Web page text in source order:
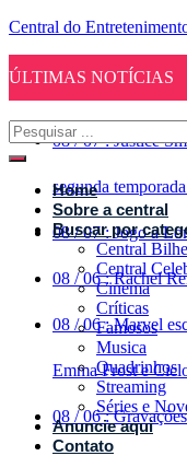
Central do
ÚLTIMAS NOTÍCIAS
08 / 07 : Justice
segunda
08 / 07 : Jogo a
08 / 06 : Rachel
08 / 06 : Marvel
Emma Frost e
08 / 06 :
Home
Sobre a central
Buscar por
Central
Central
Cinema
Críticas
Famosos
Musica
Quadrinhos
Streaming
Séries e
Anuncie aqui
Contato